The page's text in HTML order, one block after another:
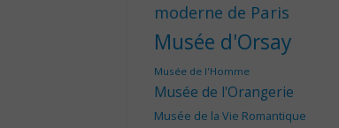
moderne de Paris
Musée d'Orsay
Musée de l'Homme
Musée de l'Orangerie
Musée de la Vie Romantique